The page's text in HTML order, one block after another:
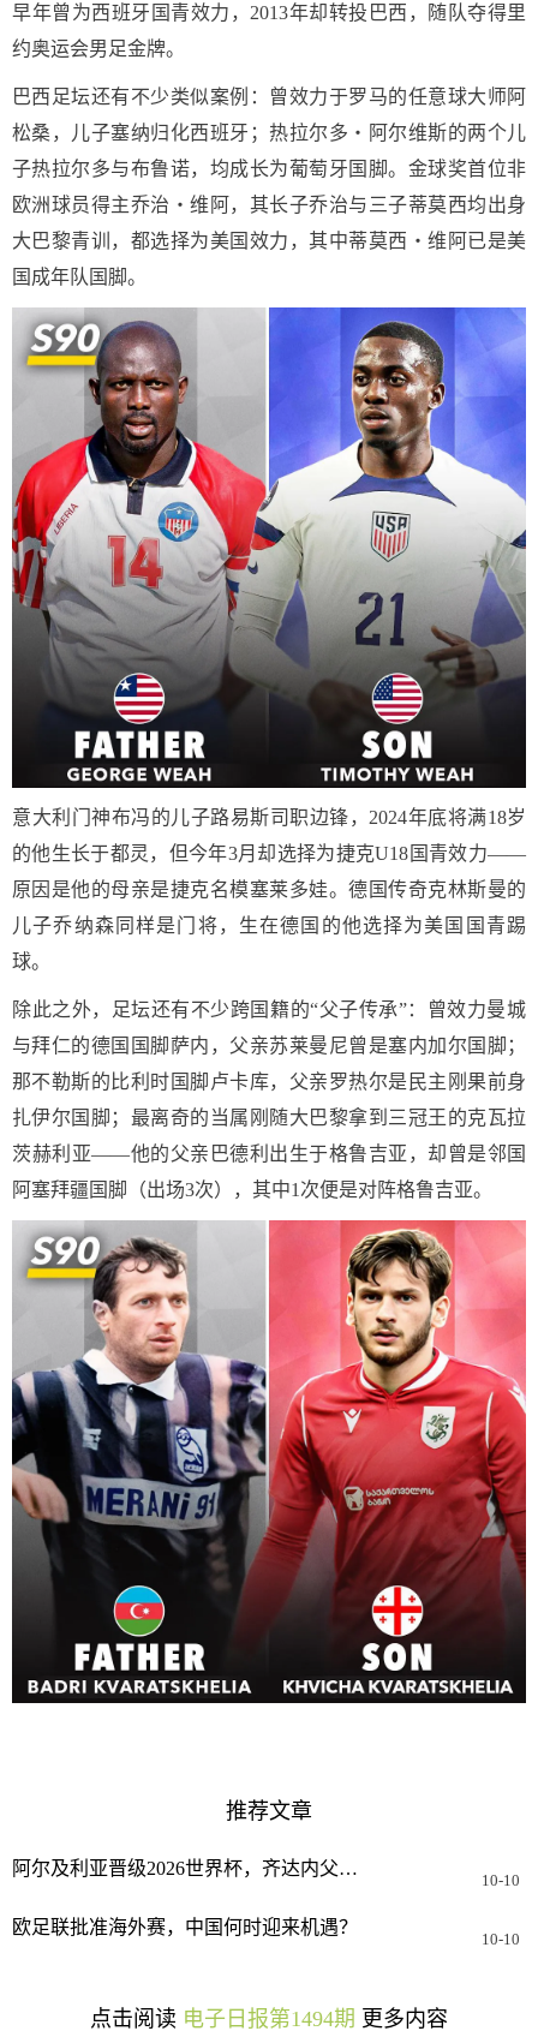
早年曾为西班牙国青效力，2013年却转投巴西，随队夺得里
约奥运会男足金牌。
巴西足坛还有不少类似案例：曾效力于罗马的任意球大师阿
松桑，儿子塞纳归化西班牙；热拉尔多・阿尔维斯的两个儿
子热拉尔多与布鲁诺，均成长为葡萄牙国脚。金球奖首位非
欧洲球员得主乔治・维阿，其长子乔治与三子蒂莫西均出身
大巴黎青训，都选择为美国效力，其中蒂莫西・维阿已是美
国成年队国脚。
意大利门神布冯的儿子路易斯司职边锋，2024年底将满18岁
的他生长于都灵，但今年3月却选择为捷克U18国青效力——
原因是他的母亲是捷克名模塞莱多娃。德国传奇克林斯曼的
儿子乔纳森同样是门将，生在德国的他选择为美国国青踢
球。
除此之外，足坛还有不少跨国籍的“父子传承”：曾效力曼城
与拜仁的德国国脚萨内，父亲苏莱曼尼曾是塞内加尔国脚；
那不勒斯的比利时国脚卢卡库，父亲罗热尔是民主刚果前身
扎伊尔国脚；最离奇的当属刚随大巴黎拿到三冠王的克瓦拉
茨赫利亚——他的父亲巴德利出生于格鲁吉亚，却曾是邻国
阿塞拜疆国脚（出场3次），其中1次便是对阵格鲁吉亚。
推荐文章
阿尔及利亚晋级2026世界杯，齐达内父子“各为其主”
10-10
欧足联批准海外赛，中国何时迎来机遇？
10-10
点击阅读 电子日报第1494期 更多内容